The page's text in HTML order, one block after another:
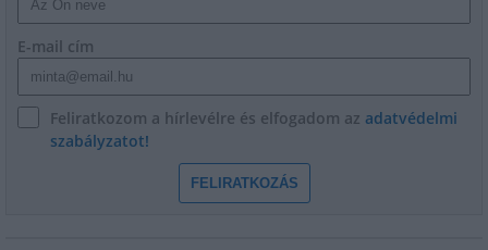
E-mail cím
Feliratkozom a hírlevélre és elfogadom az adatvédelmi
szabályzatot!
FELIRATKOZÁS